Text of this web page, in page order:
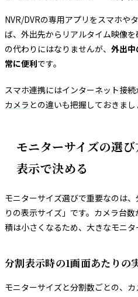
NVR/DVRの専用アプリをスマホや
ば、外出先からリアルタイム映像
の代わりにはなりませんが、 外出中
常に便利です。
スマホ連携にはインターネット接続
カメラ との違いも把握しておきまし
モニターサイズの選
表示で決める
モニターサイズ選びで重要なのは
りの表示サイズ」です。カメラ台
積は小さくなるため、大きなモニタ
分割表示時の1画面あたりの
モニターサイズと分割数ごとの、